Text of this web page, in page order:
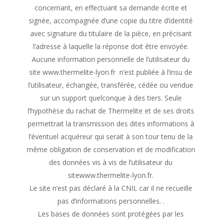
concernant, en effectuant sa demande écrite et
signée, accompagnée d’une copie du titre d’identité
avec signature du titulaire de la pièce, en précisant
l’adresse à laquelle la réponse doit être envoyée.
Aucune information personnelle de l’utilisateur du
site www.thermelite-lyon.fr n’est publiée à l’insu de
l’utilisateur, échangée, transférée, cédée ou vendue
sur un support quelconque à des tiers. Seule
l’hypothèse du rachat de Thermelite et de ses droits
permettrait la transmission des dites informations à
l’éventuel acquéreur qui serait à son tour tenu de la
même obligation de conservation et de modification
des données vis à vis de l’utilisateur du
sitewww.thermelite-lyon.fr.
Le site n’est pas déclaré à la CNIL car il ne recueille
pas d’informations personnelles. .
Les bases de données sont protégées par les